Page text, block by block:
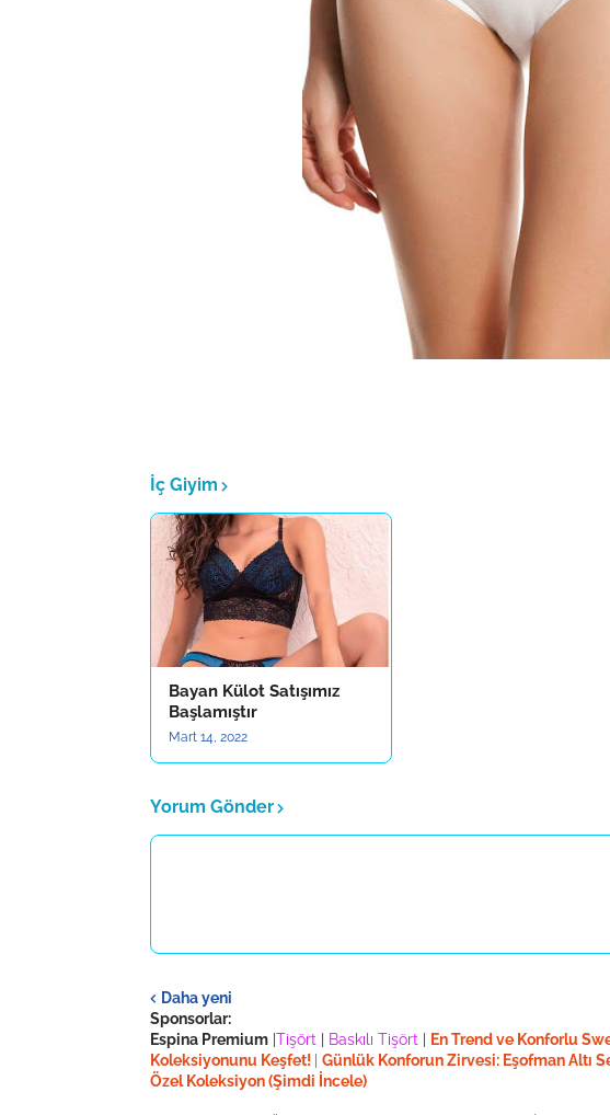
İç Giyim
Bayan Külot Satışımız
Başlamıştır
Mart 14, 2022
Yorum Gönder
Daha yeni
Sponsorlar:
Espina Premium Tişört Baskılı Tişört En Trend ve Konforlu
Koleksiyonunu Keşfet!
Günlük Konforun Zirvesi: Eşofman Altı
Özel Koleksiyon (Şimdi İncele)